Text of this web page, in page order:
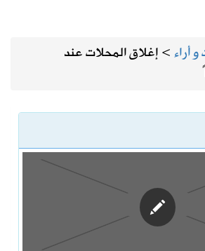
أراء>إغلاق المحلات عند